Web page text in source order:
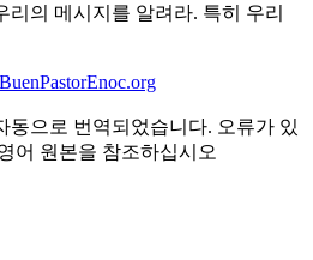
의 메시지를 알려라. 특히 우리
동으로 번역되었습니다. 오류가 있
어 원본을 참조하십시오